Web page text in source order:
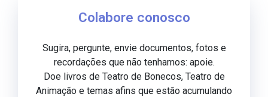
Colabore conosco
Sugira, pergunte, envie documentos, fotos e
recordações que não tenhamos: apoie.
Doe livros de Teatro de Bonecos, Teatro de
Animação e temas afins que estão acumulando